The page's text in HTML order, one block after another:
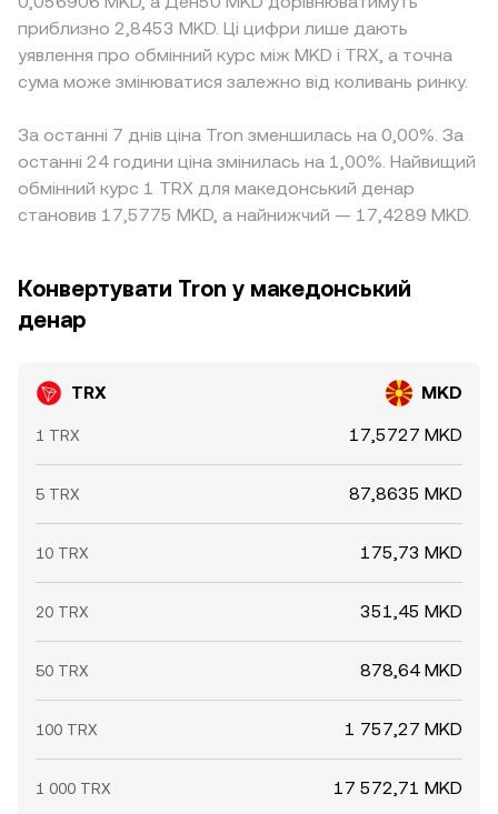
приблизно 2,8453 MKD. Ці цифри лише дають
уявлення про обмінний курс між MKD і TRX, а точна
сума може змінюватися залежно від коливань ринку.
За останні 7 днів ціна Tron зменшилась на 0,00%. За
останні 24 години ціна змінилась на 1,00%. Найвищий
обмінний курс 1 TRX для македонський денар
становив 17,5775 MKD, а найнижчий — 17,4289 MKD.
Конвертувати Tron у македонський
денар
TRX MKD
1 TRX 17,5727 MKD
5 TRX 87,8635 MKD
10 TRX 175,73 MKD
20 TRX 351,45 MKD
50 TRX 878,64 MKD
100 TRX 1 757,27 MKD
1 000 TRX 17 572,71 MKD